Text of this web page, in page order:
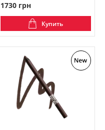
1730 грн
Купить